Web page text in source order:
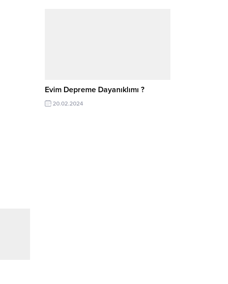
Evim Depreme Dayanıklımı ?
20.02.2024